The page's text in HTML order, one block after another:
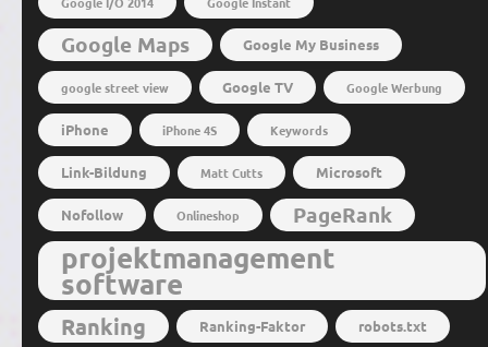
Google Maps Google My Business
google street view Google TV Google Werbung
iPhone iPhone 4S Keywords
Link-Bildung Matt Cutts Microsoft
Nofollow Onlineshop PageRank
projektmanagement
software
Ranking Ranking-Faktor robots.txt